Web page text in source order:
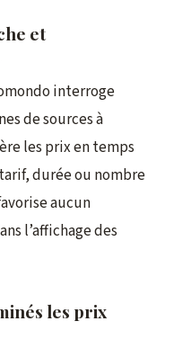
et
interroge
de sources à
les prix en temps
durée ou nombre
aucun
l’affichage des
les prix